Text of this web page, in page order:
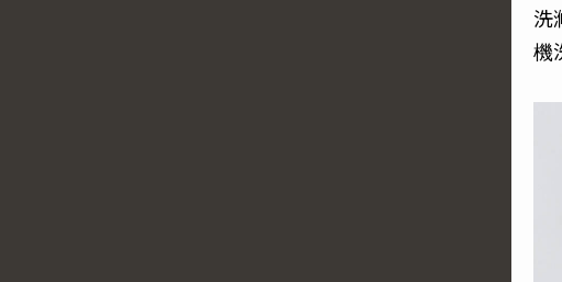
洗
機